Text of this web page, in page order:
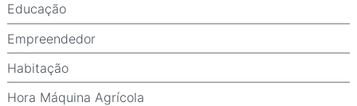
Educação
Empreendedor
Habitação
Hora Máquina Agrícola